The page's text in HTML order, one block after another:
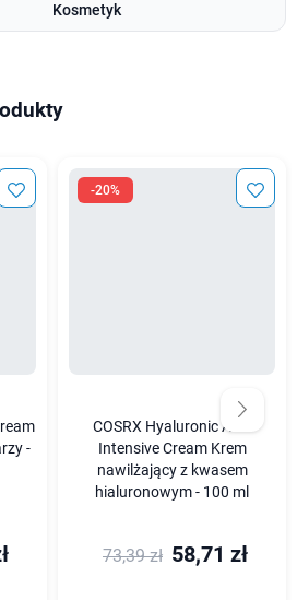
Kosmetyk
-
-20%
COSRX Hyaluronic Acid
Intensive Cream Krem
nawilżający z kwasem
hialuronowym - 100 ml
73,39 zł 58,71 zł